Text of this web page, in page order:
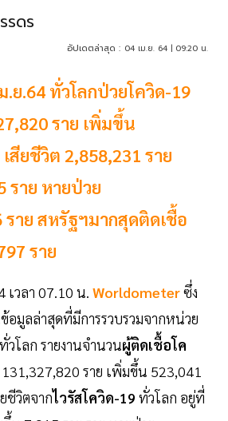
ดร
อัปเดตล่าสุด : 04 เม.ย. 64 | 09:20 น.
.ย.64 ทั่วโลกป่วยโควิด-19
ราย เพิ่มขึ้น
สียชีวิต 2,858,231 ราย
ราย หายป่วย
ราย สหรัฐฯมากสุดติดเชื้อ
ราย
เวลา 07.10 น. Worldometerซึ่ง
อมูลล่าสุดที่มีการรวบรวมจากหน่วย
โลก รายงานจำนวนผู้ติดเชื้อโค
ราย เพิ่มขึ้น 523,041
ชีวิตจากไวรัสโควิด-19 ทั่วโลก อยู่ที่